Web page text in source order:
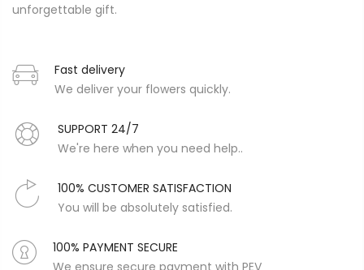
unforgettable gift.
Fast delivery
We deliver your flowers quickly.
SUPPORT 24/7
We're here when you need help..
100% CUSTOMER SATISFACTION
You will be absolutely satisfied.
100% PAYMENT SECURE